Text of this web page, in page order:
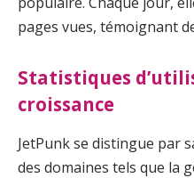
pages vues, témoignant
Statistiques
croissance
JetPunk se distingue par
des domaines tels que la